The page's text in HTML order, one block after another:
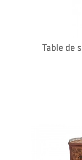
Table de